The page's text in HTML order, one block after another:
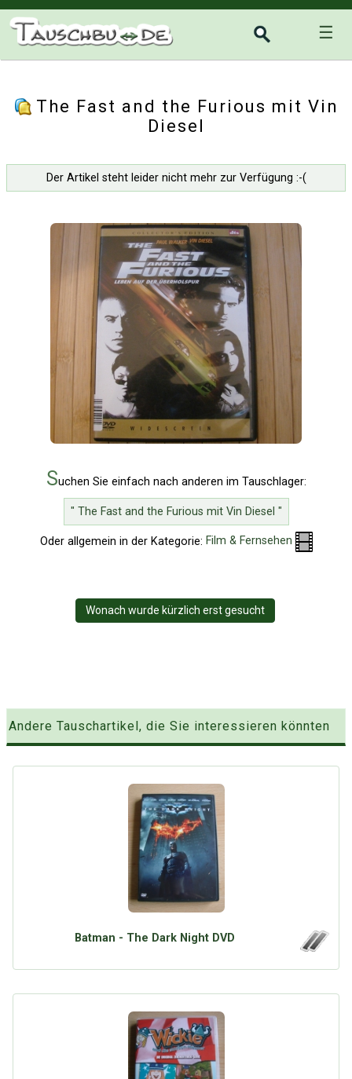
☰
The Fast and the Furious mit Vin
Diesel
Der Artikel steht leider nicht mehr zur Verfügung :-(
Suchen Sie einfach nach anderen im Tauschlager:
" The Fast and the Furious mit Vin Diesel "
Oder allgemein in der Kategorie: Film & Fernsehen
Wonach wurde kürzlich erst gesucht
Andere Tauschartikel, die Sie interessieren könnten
Batman - The Dark Night DVD